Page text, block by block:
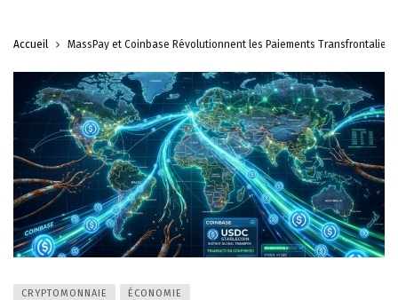
Accueil MassPay et Coinbase Révolutionnent les Paiements Transfrontaliers
CRYPTOMONNAIE ÉCONOMIE